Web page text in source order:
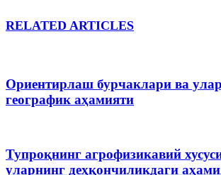
RELATED ARTICLES
Ориентирлаш бурчаклари ва
географик аҳамияти
Тупроқнинг агрофизикавий
уларнинг деҳқончиликдаги